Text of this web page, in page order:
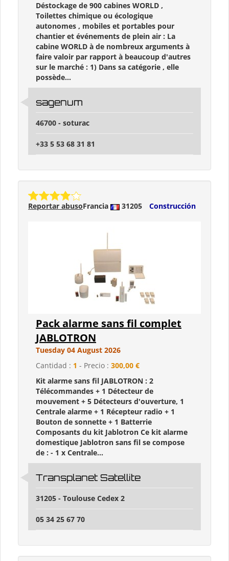
Déstockage de 900 cabines WORLD ,
Toilettes chimique ou écologique
autonomes , mobiles et portables pour
chantier et événements de plein air : La
cabine WORLD à de nombreux arguments à
faire valoir par rapport à beaucoup d'autres
sur le marché : 1) Dans sa catégorie , elle
possède...
sagenum
46700 - soturac
+33 5 53 68 31 81
Francia 31205 Construcción
Reportar abuso
Pack alarme sans fil complet
JABLOTRON
Tuesday 04 August 2026
Cantidad : 1 - Precio : 300,00 €
Kit alarme sans fil JABLOTRON : 2
Télécommandes + 1 Détecteur de
mouvement + 5 Détecteurs d'ouverture, 1
Centrale alarme + 1 Récepteur radio + 1
Bouton de sonnette + 1 Batterrie
Composants du kit Jablotron Ce kit alarme
domestique Jablotron sans fil se compose
de : - 1 x Centrale...
Transplanet Satellite
31205 - Toulouse Cedex 2
05 34 25 67 70